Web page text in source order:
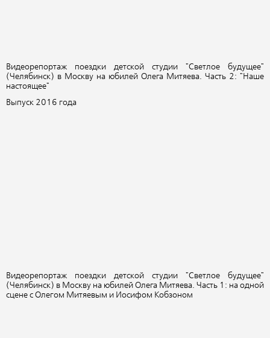
Видеорепортаж поездки детской студии "Светлое будущее"
(Челябинск) в Москву на юбилей Олега Митяева. Часть 2: "Наше
настоящее"
Выпуск 2016 года
Видеорепортаж поездки детской студии "Светлое будущее"
(Челябинск) в Москву на юбилей Олега Митяева. Часть 1: на одной
сцене с Олегом Митяевым и Иосифом Кобзоном